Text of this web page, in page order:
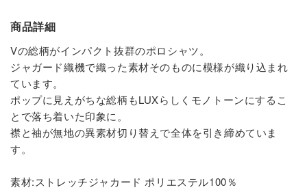
商品詳細
Vの総柄がインパクト抜群のポロシャツ。
ジャガード織機で織った素材そのものに模様が織り込まれ
ています。
ポップに見えがちな総柄もLUXらしくモノトーンにするこ
とで落ち着いた印象に。
襟と袖が無地の異素材切り替えで全体を引き締めていま
す。
素材:ストレッチジャカード ポリエステル100％